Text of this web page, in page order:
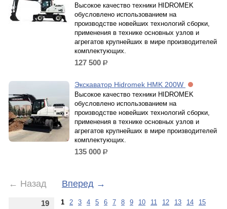
Высокое качество техники HIDROMEK
обусловлено использованием на
производстве новейших технологий сборки,
применения в технике основных узлов и
агрегатов крупнейших в мире производителей
комплектующих.
127 500 р.
Экскаватор Hidromek HMK 200W
Высокое качество техники HIDROMEK
обусловлено использованием на
производстве новейших технологий сборки,
применения в технике основных узлов и
агрегатов крупнейших в мире производителей
комплектующих.
135 000 р.
← Назад Вперед →
19 1 2 3 4 5 6 7 8 9 10 11 12 13 14
15